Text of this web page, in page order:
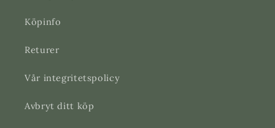
Köpinfo
Returer
Vår integritetspolicy
Avbryt ditt köp